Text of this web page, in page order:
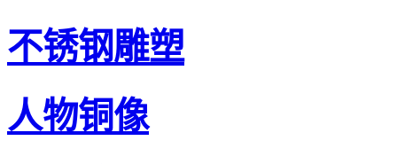
不锈钢雕塑
人物铜像